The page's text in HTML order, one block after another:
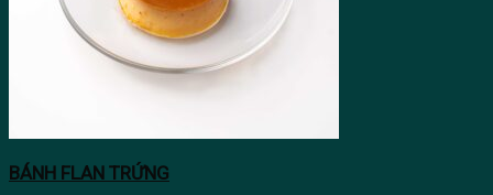
BÁNH FLAN TRỨNG